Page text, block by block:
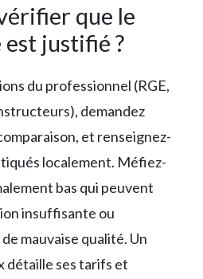
que le
justifié ?
du professionnel (RGE,
demandez
et renseignez-
localement. Méfiez-
bas qui peuvent
insuffisante ou
mauvaise qualité. Un
détaille ses tarifs et